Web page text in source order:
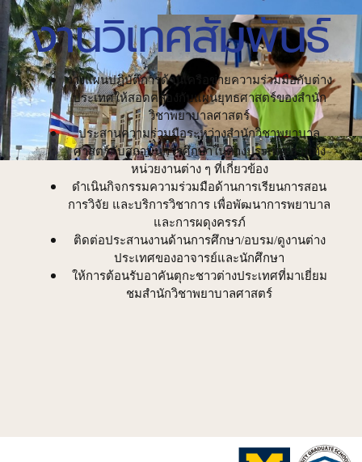
งานวิเทศสัมพันธ์
วางแผนปฏิบัติการด้านเครือข่ายความร่วมมือกับต่าง
ประเทศให้สอดคล้องกับแผนยุทธศาสตร์ของสำนัก
วิชาพยาบาลศาสตร์
ประสานความร่วมมือระหว่างสำนักวิชาพยาบาล
ศาสตร์กับสถาบันการศึกษาในต่างประเทศ รวมทั้ง
หน่วยงานต่าง ๆ ที่เกี่ยวข้อง
ดำเนินกิจกรรมความร่วมมือด้านการเรียนการสอน
การวิจัย และบริการวิชาการ เพื่อพัฒนาการพยาบาล
และการผดุงครรภ์
ติดต่อประสานงานด้านการศึกษา/อบรม/ดูงานต่าง
ประเทศของอาจารย์และนักศึกษา
ให้การต้อนรับอาคันตุกะชาวต่างประเทศที่มาเยี่ยม
ชมสำนักวิชาพยาบาลศาสตร์